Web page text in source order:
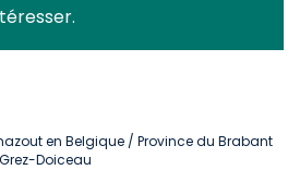
en Belgique / Province du Brabant
Doiceau